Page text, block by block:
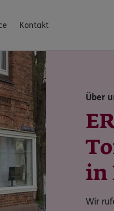
Kontakt
Über
in
Wir